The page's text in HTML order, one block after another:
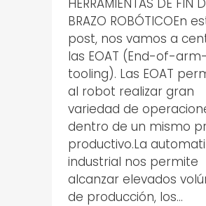
BRAZO ROBÓTICOEn
post, nos vamos a
las EOAT (End-of-arm-
tooling). Las EOAT
al robot realizar gran
variedad de
dentro de un mismo
productivo.La
industrial nos permite
alcanzar elevados
de producción, los...